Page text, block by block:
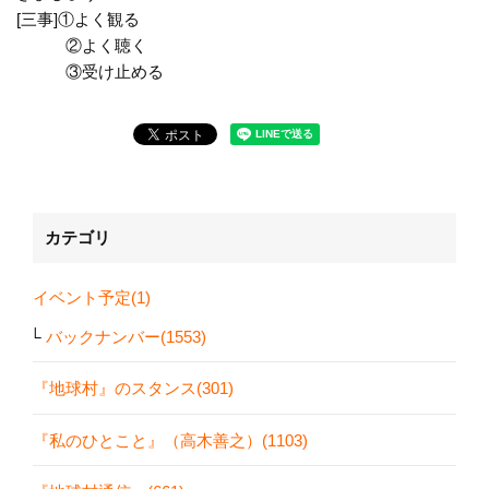
[三事]①よく観る
②よく聴く
③受け止める
カテゴリ
イベント予定(1)
バックナンバー(1553)
『地球村』のスタンス(301)
『私のひとこと』（高木善之）(1103)